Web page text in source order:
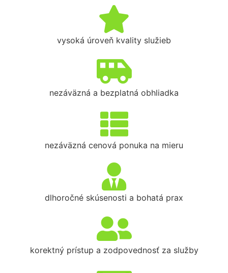
vysoká úroveň kvality služieb
nezáväzná a bezplatná obhliadka
nezáväzná cenová ponuka na mieru
dlhoročné skúsenosti a bohatá prax
korektný prístup a zodpovednosť za služby